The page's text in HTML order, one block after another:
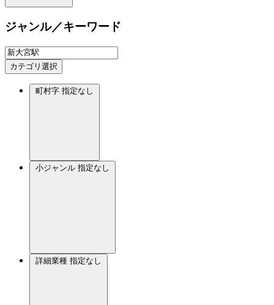
ジャンル／キーワード
カテゴリ選択
町村字 指定なし
小ジャンル 指定なし
詳細業種 指定なし